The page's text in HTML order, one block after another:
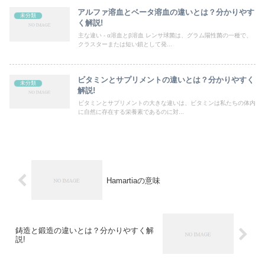
未分類
アルファ溶血とベータ溶血の違いとは？分かりやす
く解説!
主な違い - α溶血とβ溶血 レンサ球菌は、グラム陽性菌の一種で、
クラスターまたは短い鎖として発...
未分類
ビタミンとサプリメントの違いとは？分かりやすく
解説!
ビタミンとサプリメントの大きな違いは、ビタミンは私たちの体内
に自然に存在する栄養素であるのに対...
Hamartiaの意味
鋳造と鍛造の違いとは？分かりやすく解
説!